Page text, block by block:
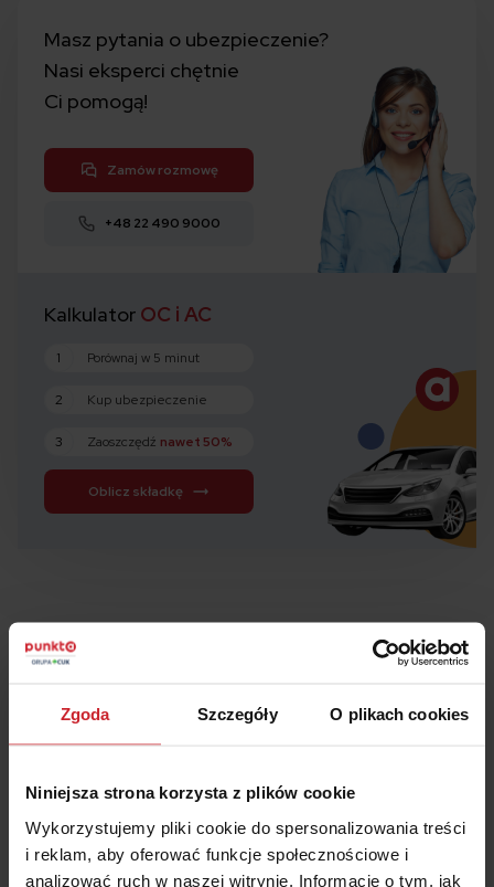
Zgoda Szczegóły O plikach cookies
Niniejsza strona korzysta z plików cookie
Wykorzystujemy pliki cookie do spersonalizowania treści
i reklam, aby oferować funkcje społecznościowe i
analizować ruch w naszej witrynie. Informacje o tym, jak
Masz pytania o ubezpieczenie?
Nasi eksperci chętnie
Ci pomogą!
Zamów rozmowę
+48 22 490 9000
Kalkulator OC i AC
1 Porównaj w 5 minut
2 Kup ubezpieczenie
3 Zaoszczędź nawet 50%
Oblicz składkę
Podsumowanie
Wykorzystywanie ciała w marketingu od lat
cieszy się ogromnym powodzeniem i póki co nic
nie wskazuje na to, aby trend ten miał się
zmienić.
Kobiety uważane są za gorszych kierowców, ale
to ich ciało lepiej wygląda w reklamach